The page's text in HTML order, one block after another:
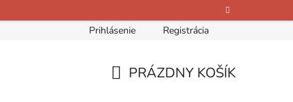
Kontakty O nás Hodnotenie obchodu
Prihlásenie Registrácia
PRÁZDNY KOŠÍK